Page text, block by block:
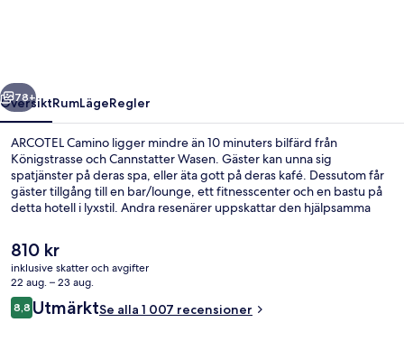
Nästa
78+
ÖversiktRumLägeRegler
ARCOTEL Camino ligger mindre än 10 minuters bilfärd från
Königstrasse och Cannstatter Wasen. Gäster kan unna sig
spatjänster på deras spa, eller äta gott på deras kafé. Dessutom får
gäster tillgång till en bar/lounge, ett fitnesscenter och en bastu på
detta hotell i lyxstil. Andra resenärer uppskattar den hjälpsamma
kollektivtrafik. Till Stadtbibliothek (Handwerkskammer)
tunnelbanestation tar det 5 minuter att gå och till Arnulf-Klett-Platz
tunnelbanestation är det 8 minuter.
Det
nuvarande
priset
är
810 kr
810 kr
inklusive skatter och avgifter
22 aug. – 23 aug.
Recensioner
8,88,8 av 10,
UtmärktSe alla 1 007 recensioner